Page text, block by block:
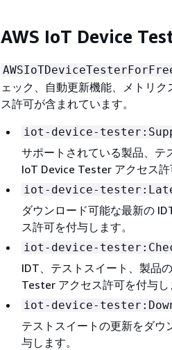
AWS IoT Device
ェック、自動更新機能、メトリ
ス許可が含まれています。
iot-device-
サポートされている製品、テ
IoT Device Tester アクセス許
iot-device-
ダウンロード可能な最新の
ス許可を付与します。
iot-device-
IDT、テストスイート、製品
Tester アクセス許可を付与し
iot-device-
テストスイートの更新をダウ
与します。